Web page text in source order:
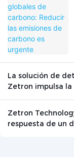
La solución de
Zetron impulsa
Zetron
respuesta de un